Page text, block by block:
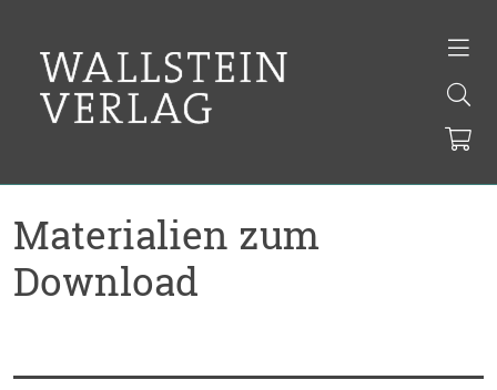
Materialien zum
Download